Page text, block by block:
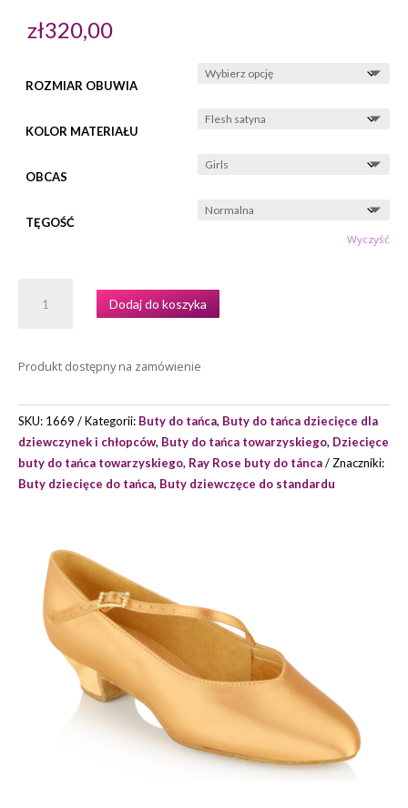
zł320,00
ROZMIAR OBUWIA
KOLOR MATERIAŁU
OBCAS
TĘGOŚĆ
Wyczyść
BUTY
ROSE
206
SUNSET
Dodaj do koszyka
Produkt dostępny na zamówienie
SKU: 1669 Kategorii: Buty do tańca, Buty do tańca dziecięce dla
dziewczynek i chłopców, Buty do tańca towarzyskiego, Dziecięce
buty do tańca towarzyskiego, Ray Rose buty do tánca
Znaczniki:
Buty dziecięce do tańca, Buty dziewczęce do standardu